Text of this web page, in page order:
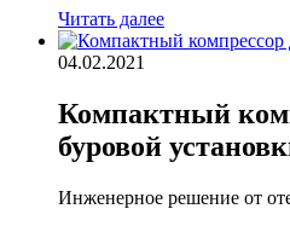
Читать далее
04.02.2021
Компактный
буровой
Инженерное решение от